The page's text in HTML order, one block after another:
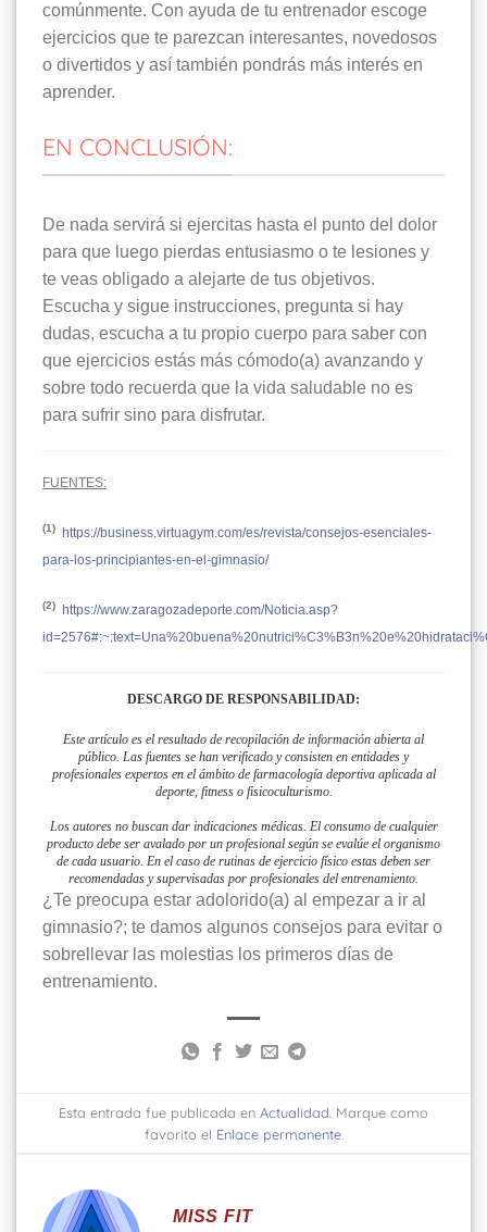
comúnmente. Con ayuda de tu entrenador escoge
ejercicios que te parezcan interesantes, novedosos
o divertidos y así también pondrás más interés en
aprender.
EN CONCLUSIÓN:
De nada servirá si ejercitas hasta el punto del dolor
para que luego pierdas entusiasmo o te lesiones y
te veas obligado a alejarte de tus objetivos.
Escucha y sigue instrucciones, pregunta si hay
dudas, escucha a tu propio cuerpo para saber con
que ejercicios estás más cómodo(a) avanzando y
sobre todo recuerda que la vida saludable no es
para sufrir sino para disfrutar.
FUENTES:
(1)
https://business.virtuagym.com/es/revista/consejos-esenciales-
para-los-principiantes-en-el-gimnasio/
(2)
https://www.zaragozadeporte.com/Noticia.asp?
DESCARGO DE RESPONSABILIDAD:
Este artículo es el resultado de recopilación de información abierta al
público. Las fuentes se han verificado y consisten en entidades y
profesionales expertos en el ámbito de farmacología deportiva aplicada al
deporte, fitness o fisicoculturismo.
Los autores no buscan dar indicaciones médicas. El consumo de cualquier
producto debe ser avalado por un profesional según se evalúe el organismo
de cada usuario. En el caso de rutinas de ejercicio físico estas deben ser
recomendadas y supervisadas por profesionales del entrenamiento.
¿Te preocupa estar adolorido(a) al empezar a ir al
gimnasio?; te damos algunos consejos para evitar o
sobrellevar las molestias los primeros días de
entrenamiento.
Esta entrada fue publicada en Actualidad . Marque como
favorito el Enlace permanente.
MISS FIT